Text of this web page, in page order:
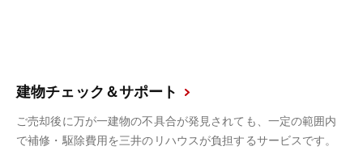
建物チェック＆サポート
ご売却後に万が一建物の不具合が発見されても、一定の範囲内
で補修・駆除費用を三井のリハウスが負担するサービスです。